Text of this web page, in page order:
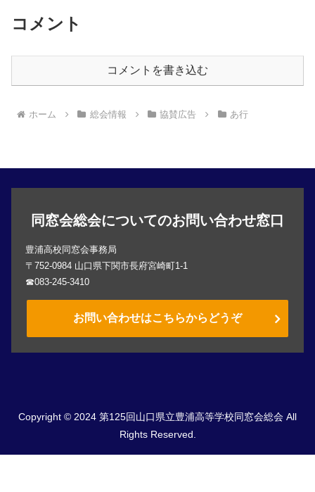
コメント
コメントを書き込む
ホーム 総会情報 協賛広告 あ行
同窓会総会についてのお問い合わせ窓口
豊浦高校同窓会事務局
〒752-0984 山口県下関市長府宮崎町1-1
☎083-245-3410
お問い合わせはこちらからどうぞ
Copyright © 2024 第125回山口県立豊浦高等学校同窓会総会 All
Rights Reserved.